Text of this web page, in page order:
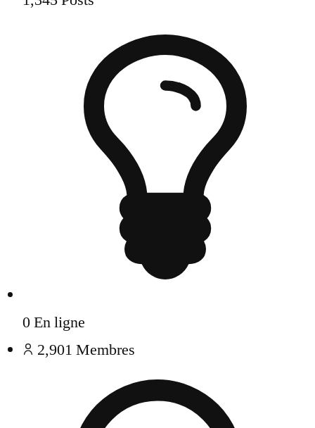
0En ligne
2,901 Membres